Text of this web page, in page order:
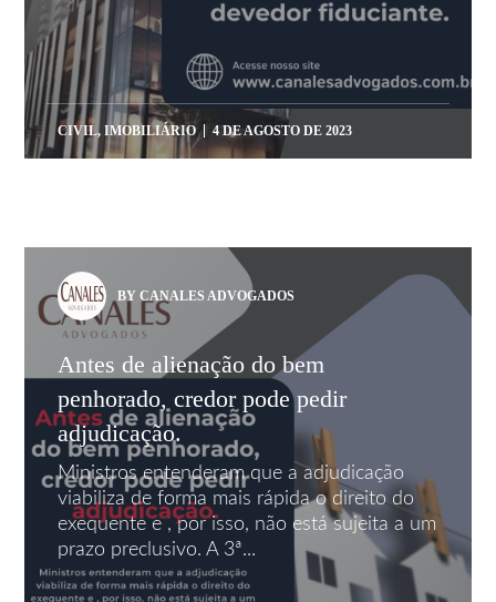
CIVIL,IMOBILIÁRIO 4 DE AGOSTO DE 2023
BY CANALES ADVOGADOS
Antes de alienação do bem
penhorado, credor pode pedir
adjudicação.
Ministros entenderam que a adjudicação
viabiliza de forma mais rápida o direito do
exequente e , por isso, não está sujeita a um
prazo preclusivo. A 3ª...